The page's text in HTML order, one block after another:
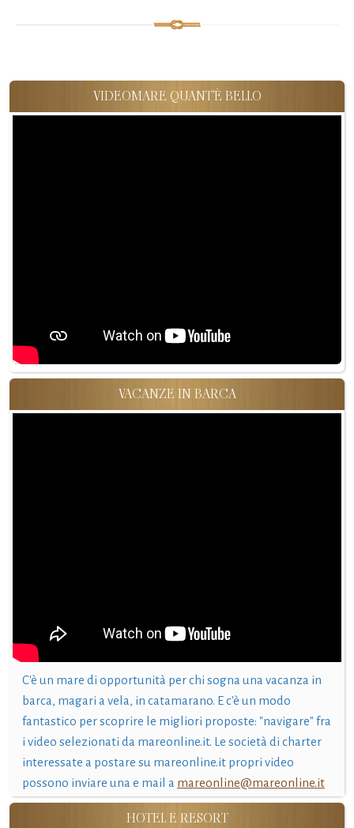
VIDEOMARE QUANT'È BELLO
VACANZE IN BARCA
C'è un mare di opportunità per chi sogna una vacanza in
barca, magari a vela, in catamarano. E c'è un modo
fantastico per scoprire le migliori proposte: "navigare" fra
i video selezionati da mareonline.it. Le società di charter
interessate a postare su mareonline.it propri video
possono inviare una e mail a mareonline@mareonline.it
HOTEL E RESORT